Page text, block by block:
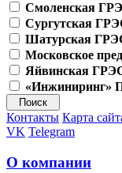
Смоленская
Сургутская
Шатурская
Московское
Яйвинская
«Инжиниринг»
Контакты Карта
VK Telegram
О компании